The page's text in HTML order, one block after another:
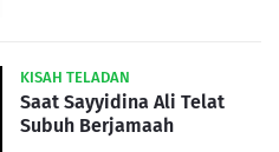
KISAH TELADAN
Saat Sayyidina Ali Telat
Subuh Berjamaah